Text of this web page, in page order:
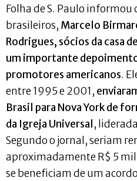
Folha de S. Paulo informou
brasileiros, Marcelo
Rodrigues, sócios da casa
um importante
promotores americanos.
entre 1995 e 2001,
Brasil para Nova York de
da Igreja Universal ,
Segundo o jornal, seriam
aproximadamente R$ 5
se beneficiam de um